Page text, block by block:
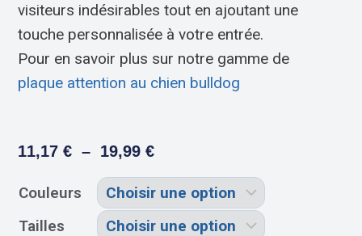
visiteurs indésirables tout en ajoutant une
touche personnalisée à votre entrée.
Pour en savoir plus sur notre gamme de
plaque attention au chien bulldog
11,17€ – 19,99€
Couleurs
Tailles